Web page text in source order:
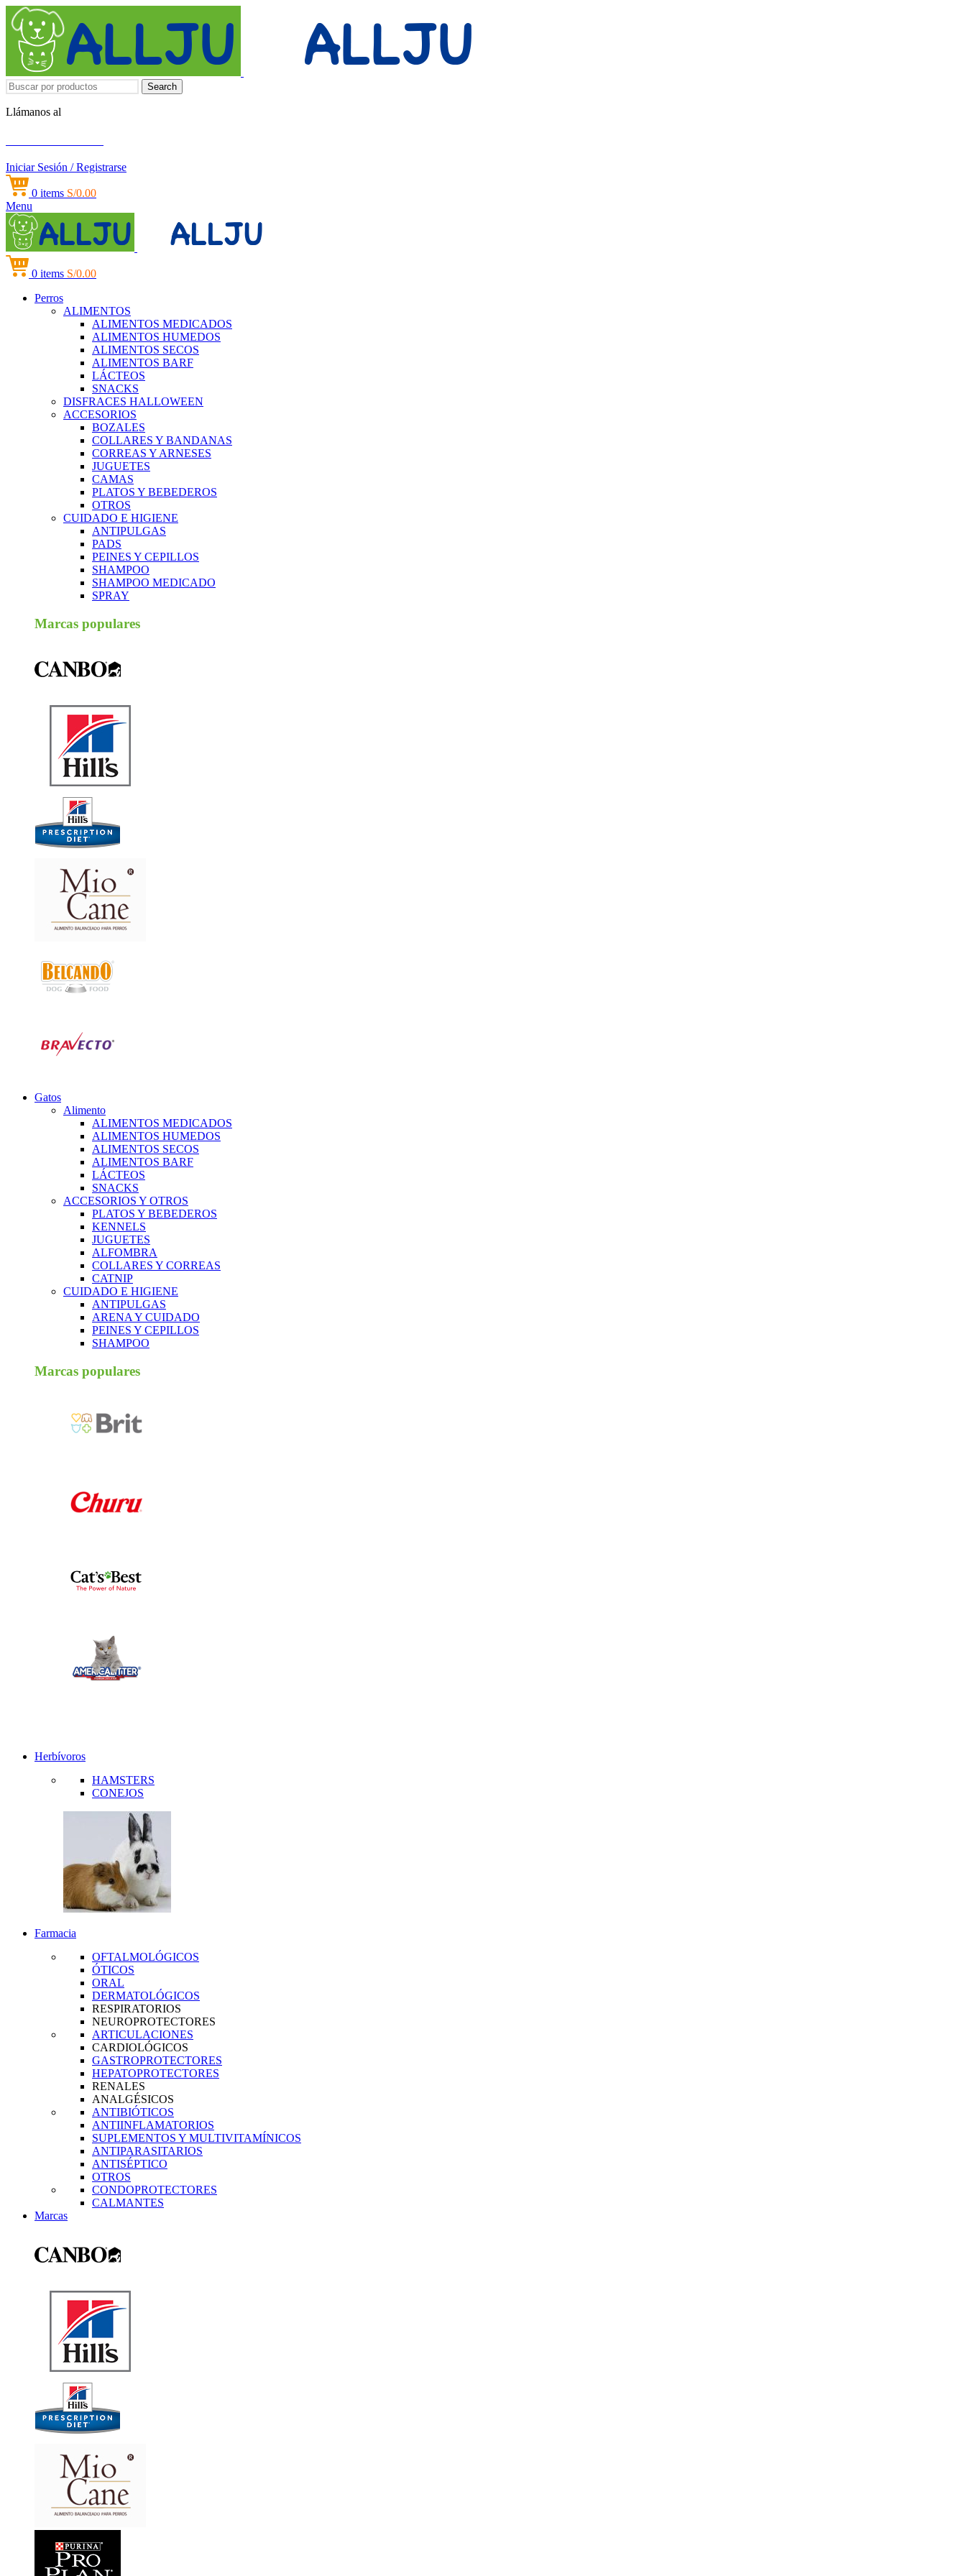
Search
Llámanos al
Iniciar Sesión / Registrarse
0 items S/0.00
Menu
0 items S/0.00
Perros
ALIMENTOS
ALIMENTOS MEDICADOS
ALIMENTOS HUMEDOS
ALIMENTOS SECOS
ALIMENTOS BARF
LÁCTEOS
SNACKS
DISFRACES HALLOWEEN
ACCESORIOS
BOZALES
COLLARES Y BANDANAS
CORREAS Y ARNESES
JUGUETES
CAMAS
PLATOS Y BEBEDEROS
OTROS
CUIDADO E HIGIENE
ANTIPULGAS
PADS
PEINES Y CEPILLOS
SHAMPOO
SHAMPOO MEDICADO
SPRAY
Marcas populares
Gatos
Alimento
ALIMENTOS MEDICADOS
ALIMENTOS HUMEDOS
ALIMENTOS SECOS
ALIMENTOS BARF
LÁCTEOS
SNACKS
ACCESORIOS Y OTROS
PLATOS Y BEBEDEROS
KENNELS
JUGUETES
ALFOMBRA
COLLARES Y CORREAS
CATNIP
CUIDADO E HIGIENE
ANTIPULGAS
ARENA Y CUIDADO
PEINES Y CEPILLOS
SHAMPOO
Marcas populares
Herbívoros
HAMSTERS
CONEJOS
Farmacia
OFTALMOLÓGICOS
ÓTICOS
ORAL
DERMATOLÓGICOS
RESPIRATORIOS
NEUROPROTECTORES
ARTICULACIONES
CARDIOLÓGICOS
GASTROPROTECTORES
HEPATOPROTECTORES
RENALES
ANALGÉSICOS
ANTIBIÓTICOS
ANTIINFLAMATORIOS
SUPLEMENTOS Y MULTIVITAMÍNICOS
ANTIPARASITARIOS
ANTISÉPTICO
OTROS
CONDOPROTECTORES
CALMANTES
Marcas